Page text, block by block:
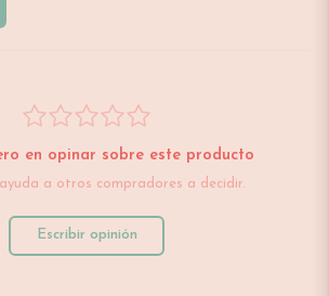
en opinar sobre este producto
ayuda a otros compradores a decidir.
Escribir opinión